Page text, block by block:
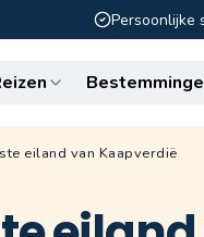
Persoonlijke
eiland van Kaapverdië